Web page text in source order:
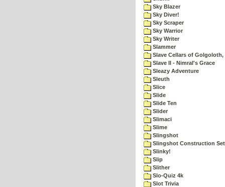
Sky Blazer
Sky Diver!
Sky Scraper
Sky Warrior
Sky Writer
Slammer
Slave Cellars of Golgoloth,
Slave II - Nimral's Grace
Sleazy Adventure
Sleuth
Slice
Slide
Slide Ten
Slider
Slimaci
Slime
Slingshot
Slingshot Construction Set
Slinky!
Slip
Slither
Slo-Quiz 4k
Slot Trivia